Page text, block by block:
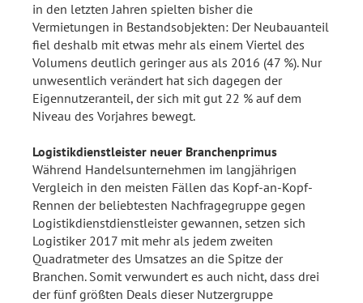
in den letzten Jahren spielten bisher die
Vermietungen in Bestandsobjekten: Der Neubauanteil
fiel deshalb mit etwas mehr als einem Viertel des
Volumens deutlich geringer aus als 2016 (47 %). Nur
unwesentlich verändert hat sich dagegen der
Eigennutzeranteil, der sich mit gut 22 % auf dem
Niveau des Vorjahres bewegt.
Logistikdienstleister neuer Branchenprimus
Während Handelsunternehmen im langjährigen
Vergleich in den meisten Fällen das Kopf-an-Kopf-
Rennen der beliebtesten Nachfragegruppe gegen
Logistikdienstdienstleister gewannen, setzen sich
Logistiker 2017 mit mehr als jedem zweiten
Quadratmeter des Umsatzes an die Spitze der
Branchen. Somit verwundert es auch nicht, dass drei
der fünf größten Deals dieser Nutzergruppe